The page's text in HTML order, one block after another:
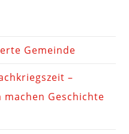
Gemeinde
–
Geschichte